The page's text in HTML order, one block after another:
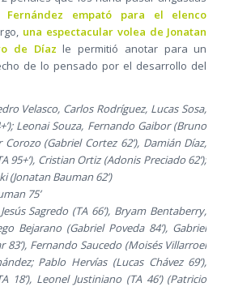
Fernández empató para el elenco
una espectacular volea de Jonatan
de Díaz le permitió anotar para un
de lo pensado por el desarrollo del
Velasco, Carlos Rodríguez, Lucas Sosa,
Leonai Souza, Fernando Gaibor (Bruno
Corozo (Gabriel Cortez 62’), Damián Díaz,
95+’), Cristian Ortiz (Adonis Preciado 62’);
(Jonatan Bauman 62’)
75’
Sagredo (TA 66’), Bryam Bentaberry,
Bejarano (Gabriel Poveda 84’), Gabriel
83’), Fernando Saucedo (Moisés Villarroel
Pablo Hervías (Lucas Chávez 69’),
18’), Leonel Justiniano (TA 46’) (Patricio